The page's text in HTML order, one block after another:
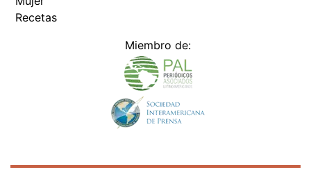
Recetas
Miembro de: